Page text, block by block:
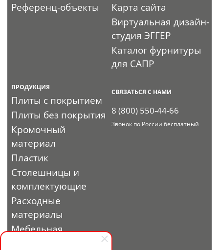
Референц-объекты
Карта сайта
Виртуальная дизайн-
студия ЭГГЕР
Каталог фурнитуры
для САПР
ПРОДУКЦИЯ
Плиты с покрытием
Плиты без покрытия
Кромочный
материал
Пластик
Столешницы и
комплектующие
Расходные
материалы
Мебельная
СВЯЗАТЬСЯ С НАМИ
8 (800) 550-44-66
Звонок по России бесплатный